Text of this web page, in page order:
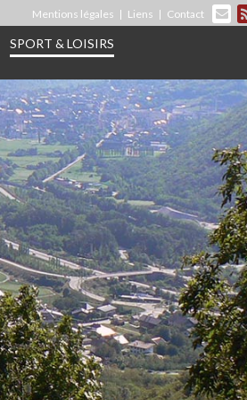
Mentions légales Liens Contact
SPORT & LOISIRS